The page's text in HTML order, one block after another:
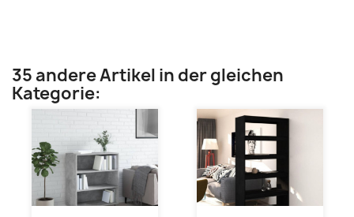
35 andere Artikel in der gleichen
Kategorie: